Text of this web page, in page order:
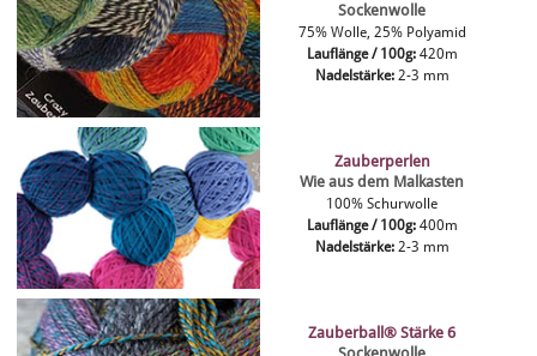
Sockenwolle
75% Wolle, 25% Polyamid
Lauflänge / 100g: 420m
Nadelstärke: 2-3 mm
Zauberperlen
Wie aus dem Malkasten
100% Schurwolle
Lauflänge / 100g: 400m
Nadelstärke: 2-3 mm
Zauberball® Stärke 6